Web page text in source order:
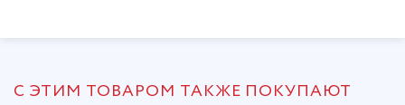
С ЭТИМ ТОВАРОМ ТАКЖЕ ПОКУПАЮТ